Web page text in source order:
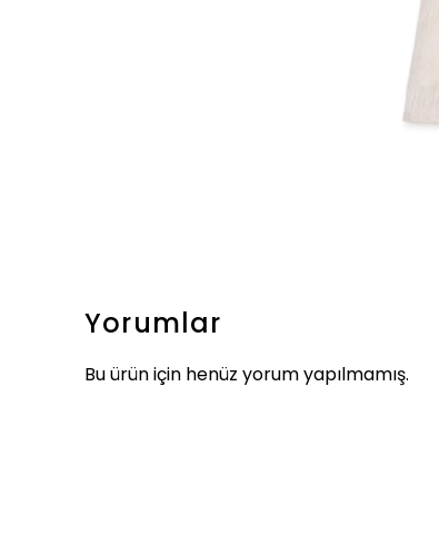
Yorumlar
Bu ürün için henüz yorum yapılmamış.